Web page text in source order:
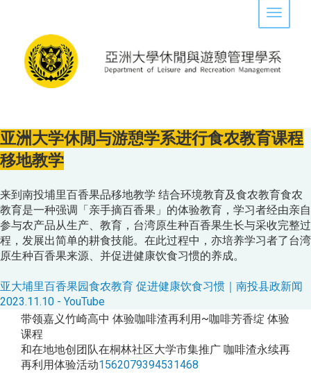
Toggle
亚洲大学休閒与游憩学系进行食农教育课程
移地教学
来到南投埔里百香果品移地教学 结合环境教育及食农教育食农
教育是一种强调「亲手摘百香果」的体验教育，学习者经由亲自
参与农产品从生产、教育，台湾原生种百香果生长与采收完整过
程，发展出简单的耕食技能。在此过程中，亦培养学习者了台湾
原生种百香果来源、并促进健康饮食习惯的养成。
亚大埔里百香果园食农教育 促进健康饮食习惯｜南投县政新闻
2023.11.10 - YouTube
带领嘉义竹崎高中 体验咖啡渣再利用~咖啡芳香绽 体验
课程
和在地地创团队在桐林社区大学市集推广 咖啡渣永续再
再利用体验活动1562079394531468